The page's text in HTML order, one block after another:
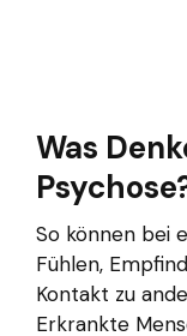
Was
So können bei
Fühlen,
Kontakt zu
Erkrankte